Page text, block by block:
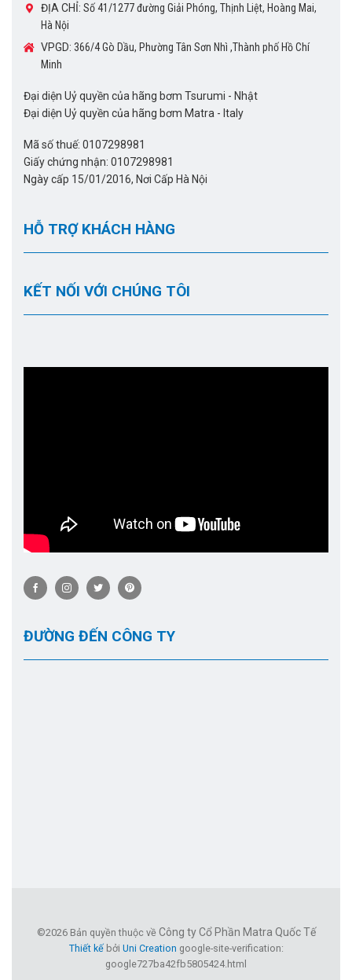
ĐỊA CHỈ: Số 41/1277 đường Giải Phóng, Thịnh Liệt, Hoàng Mai,
Hà Nội
VPGD: 366/4 Gò Dầu, Phường Tân Sơn Nhì ,Thành phố Hồ Chí
Minh
Đại diện Uỷ quyền của hãng bơm Tsurumi - Nhật
Đại diện Uỷ quyền của hãng bơm Matra - Italy
Mã số thuế: 0107298981
Giấy chứng nhận: 0107298981
Ngày cấp 15/01/2016, Nơi Cấp Hà Nội
HỖ TRỢ KHÁCH HÀNG
KẾT NỐI VỚI CHÚNG TÔI
ĐƯỜNG ĐẾN CÔNG TY
©2026 Bản quyền thuộc về Công ty Cổ Phần Matra Quốc Tế
Thiết kếbởi Uni Creation google-site-verification:
google727ba42fb5805424.html